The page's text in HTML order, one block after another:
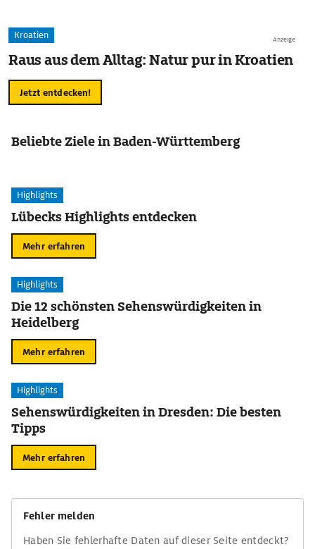
Anzeige
Kroatien
Raus aus dem Alltag: Natur pur in Kroatien
Jetzt entdecken!
Beliebte Ziele in Baden-Württemberg
Highlights
Lübecks Highlights entdecken
Mehr erfahren
Highlights
Die 12 schönsten Sehenswürdigkeiten in
Heidelberg
Mehr erfahren
Highlights
Sehenswürdigkeiten in Dresden: Die besten
Tipps
Mehr erfahren
Fehler melden
Haben Sie fehlerhafte Daten auf dieser Seite entdeckt?